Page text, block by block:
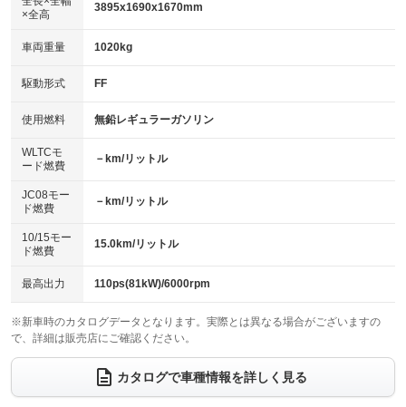
パワーウィンドウ
アイドリングストップ
：装備なし
USB入力端子
：装備なし
100V電源
：装備なし
センターデフロック
：装備なし
電動格納ミラー
：装備なし
革シート
キーレス
HID(キセノンライト)
：装備なし
バックカメラ
：装備なし
エアロ
：装備なし
：装備なし
パワーシート
ベンチシート
：装備なし
チップアップシート
：装備なし
：装備なし ：装備なし
ウォークスルー
：装備なし
電動リアゲート フロントカメラ
：装備なし
×全高
3895x1690x1670mm
車両重量 1020kg
駆動形式 FF
使用燃料 無鉛レギュラーガソリン
WLTCモ
ード燃費
－km/リットル
JC08モー
ド燃費
－km/リットル
10/15モー
ド燃費
15.0km/リットル
最高出力 110ps(81kW)/6000rpm
※新車時のカタログデータとなります。実際とは異なる場合がございますの
で、詳細は販売店にご確認ください。
カタログで車種情報を詳しく見る